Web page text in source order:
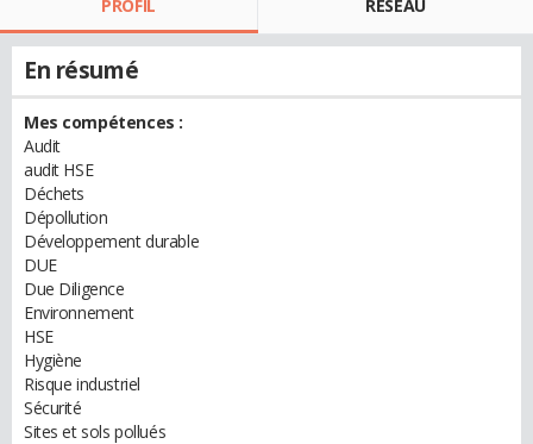
PROFIL RÉSEAU
En résumé
Mes compétences :
Audit
audit HSE
Déchets
Dépollution
Développement durable
DUE
Due Diligence
Environnement
HSE
Hygiène
Risque industriel
Sécurité
Sites et sols pollués